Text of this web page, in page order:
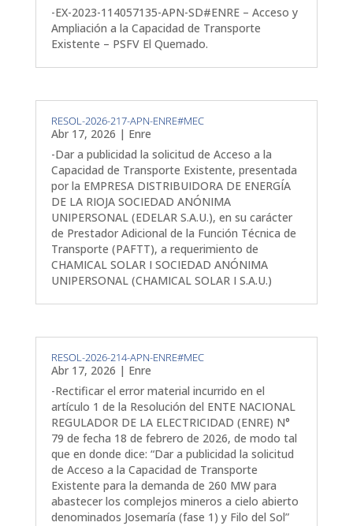
-EX-2023-114057135-APN-SD#ENRE – Acceso y
Ampliación a la Capacidad de Transporte
Existente – PSFV El Quemado.
RESOL-2026-217-APN-ENRE#MEC
Abr 17, 2026 | Enre
-Dar a publicidad la solicitud de Acceso a la
Capacidad de Transporte Existente, presentada
por la EMPRESA DISTRIBUIDORA DE ENERGÍA
DE LA RIOJA SOCIEDAD ANÓNIMA
UNIPERSONAL (EDELAR S.A.U.), en su carácter
de Prestador Adicional de la Función Técnica de
Transporte (PAFTT), a requerimiento de
CHAMICAL SOLAR I SOCIEDAD ANÓNIMA
UNIPERSONAL (CHAMICAL SOLAR I S.A.U.)
RESOL-2026-214-APN-ENRE#MEC
Abr 17, 2026 | Enre
-Rectificar el error material incurrido en el
artículo 1 de la Resolución del ENTE NACIONAL
REGULADOR DE LA ELECTRICIDAD (ENRE) N°
79 de fecha 18 de febrero de 2026, de modo tal
que en donde dice: “Dar a publicidad la solicitud
de Acceso a la Capacidad de Transporte
Existente para la demanda de 260 MW para
abastecer los complejos mineros a cielo abierto
denominados Josemaría (fase 1) y Filo del Sol”